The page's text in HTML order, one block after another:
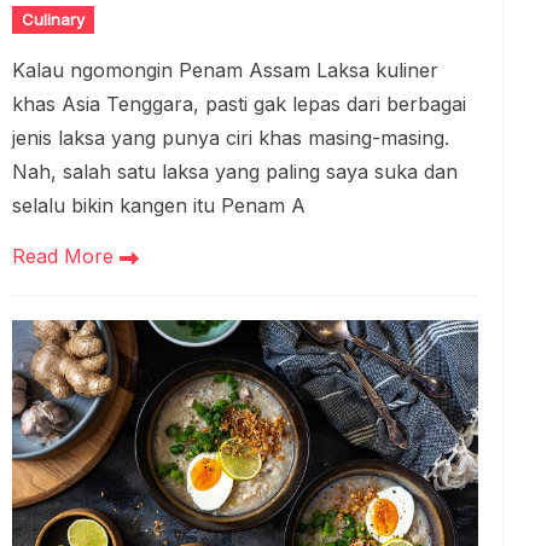
Culinary
Kalau ngomongin Penam Assam Laksa kuliner
khas Asia Tenggara, pasti gak lepas dari berbagai
jenis laksa yang punya ciri khas masing-masing.
Nah, salah satu laksa yang paling saya suka dan
selalu bikin kangen itu Penam A
Read More